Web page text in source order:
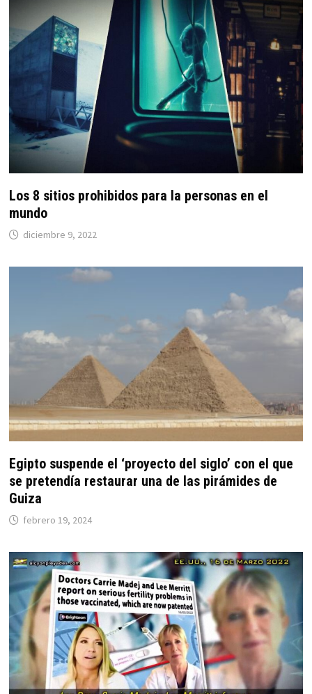
Los 8 sitios prohibidos para la personas en el
mundo
diciembre 9, 2022
Egipto suspende el ‘proyecto del siglo’ con el que
se pretendía restaurar una de las pirámides de
Guiza
febrero 19, 2024